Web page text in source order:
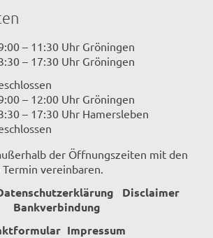
– 11:30 Uhr Gröningen
– 17:30 Uhr Gröningen
– 12:00 Uhr Gröningen
– 17:30 Uhr Hamersleben
der Öffnungszeiten mit den
vereinbaren.
Disclaimer
Bankverbindung
Impressum